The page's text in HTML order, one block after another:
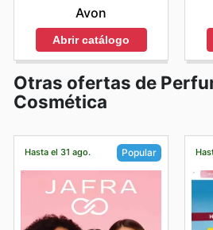
Avon
Abrir catálogo
Otras ofertas de
Cosmética
Hasta el 31 ago. Popular